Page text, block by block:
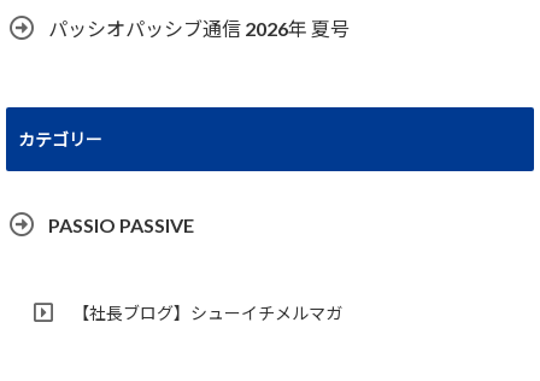
パッシオパッシブ通信 2026年 夏号
カテゴリー
PASSIO PASSIVE
【社長ブログ】シューイチメルマガ